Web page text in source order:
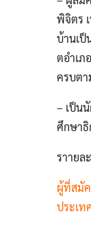
พิจิตร
บ้านเป็
ตอําเภ
ครบตา
– เป็น
ศึกษาธิ
ราายล
ผู้ที่สมั
ประเท